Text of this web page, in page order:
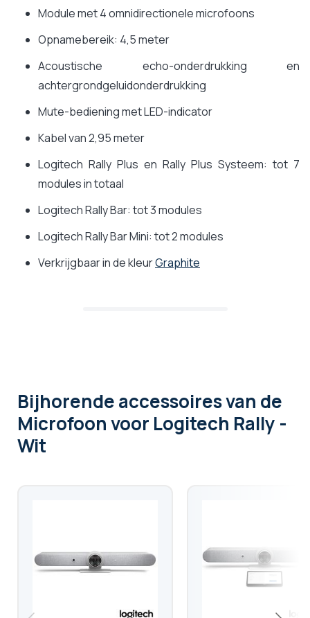
Module met 4 omnidirectionele microfoons
Opnamebereik: 4,5 meter
Acoustische echo-onderdrukking en
achtergrondgeluidonderdrukking
Mute-bediening met LED-indicator
Kabel van 2,95 meter
Logitech Rally Plus en Rally Plus Systeem: tot 7
modules in totaal
Logitech Rally Bar: tot 3 modules
Logitech Rally Bar Mini: tot 2 modules
Verkrijgbaar in de kleurGraphite
Bijhorende accessoiresvan de
Microfoon voor Logitech Rally -
Wit